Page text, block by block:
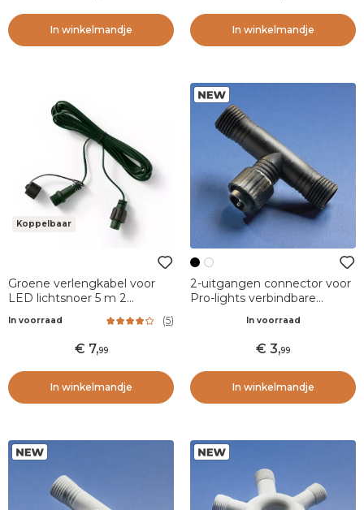
In winkelmandje In winkelmandje
Koppelbaar
Groene verlengkabel voor
LED lichtsnoer 5 m 2
Koppelbaar
In voorraad (5)
7,99
In winkelmandje
2-uitgangen connector voor
Pro-lights verbindbare
In voorraad
3,99
In winkelmandje